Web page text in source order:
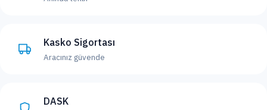
Kasko Sigortası
Aracınız güvende
DASK